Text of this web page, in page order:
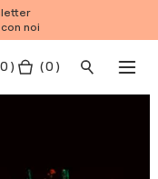
noi
0 ) ( 0 )